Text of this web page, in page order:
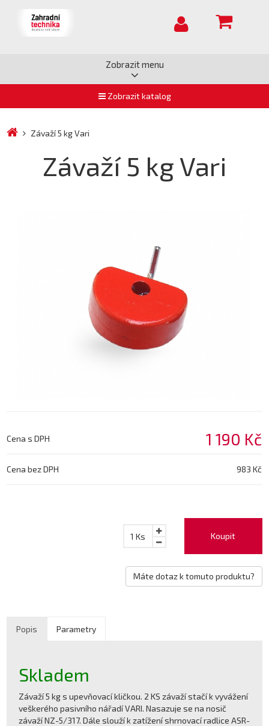
Zobrazit menu
Zobrazit katalog
Závaží 5 kg Vari
Závaží 5 kg Vari
Cena s DPH 1 190 Kč
Cena bez DPH 983 Kč
Koupit
1 Ks
Máte dotaz k tomuto produktu?
Popis Parametry
Skladem
Závaží 5 kg s upevňovací kličkou. 2 KS závaží stačí k vyvážení
veškerého pasivního nářadí VARI. Nasazuje se na nosič
závaží NZ-5/317. Dále slouží k zatížení shrnovací radlice ASR-